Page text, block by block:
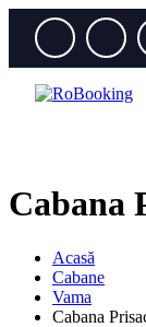
Cabana
Acasă
Cabane
Vama
Cabana